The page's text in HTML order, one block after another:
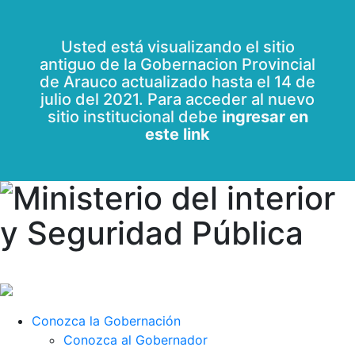
Usted está visualizando el sitio
antiguo de la Gobernacion Provincial
de Arauco actualizado hasta el 14 de
julio del 2021. Para acceder al nuevo
sitio institucional debe ingresar en
este link
Conozca la Gobernación
Conozca al Gobernador